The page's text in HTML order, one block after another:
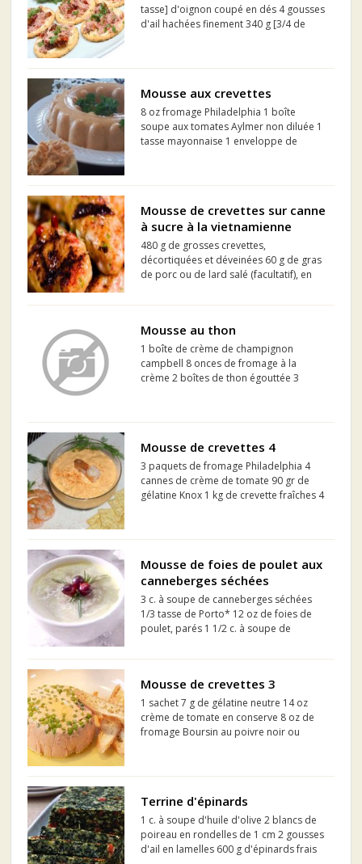
tasse] d'oignon coupé en dés 4 gousses
d'ail hachées finement 340 g [3/4 de
haché 340 g [3/4 de livre] de veau haché
Mousse aux crevettes
8 oz fromage Philadelphia 1 boîte
soupe aux tomates Aylmer non diluée 1
tasse mayonnaise 1 enveloppe de
écrasées à la fourchette 2 tasses
Mousse de crevettes sur canne
à sucre à la vietnamienne
480 g de grosses crevettes,
décortiquées et déveinées 60 g de gras
de porc ou de lard salé (facultatif), en
vert, parties blanche et verte, paré et
15 ml de sauce de poi...
Mousse au thon
1 boîte de crème de champignon
campbell 8 onces de fromage à la
crème 2 boîtes de thon égouttée 3
hachée finement 2 enveloppes de
Mousse de crevettes 4
3 paquets de fromage Philadelphia 4
cannes de crème de tomate 90 gr de
gélatine Knox 1 kg de crevette fraîches 4
Mousse de foies de poulet aux
canneberges séchées
3 c. à soupe de canneberges séchées
1/3 tasse de Porto* 12 oz de foies de
poulet, parés 1 1/2 c. à soupe de
de graisse de canard froide ou 1 3/4
de sel ou au goût ...
Mousse de crevettes 3
1 sachet 7 g de gélatine neutre 14 oz
crème de tomate en conserve 8 oz de
fromage Boursin au poivre noir ou
tasse de feuilles de céleri hachées 1 1/2
Terrine d'épinards
1 c. à soupe d'huile d'olive 2 blancs de
poireau en rondelles de 1 cm 2 gousses
d'ail en lamelles 600 g d'épinards frais